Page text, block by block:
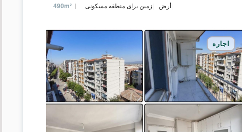
Mersin
Istanbul
Izmir
Kayseri
Manisa
أرض زمین برای منطقه مسکونی 490m²
اجاره